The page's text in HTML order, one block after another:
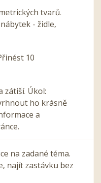
tvarů.
- židle,
10
zátiší. Úkol:
ho krásně
a
na zadané téma.
najít zastávku bez